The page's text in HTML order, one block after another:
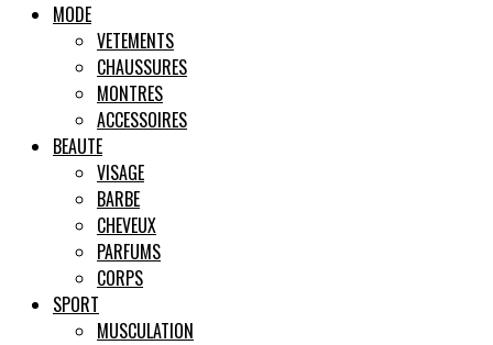
Pas si
Male
MODE
VETEMENTS
CHAUSSURES
MONTRES
ACCESSOIRES
BEAUTE
VISAGE
BARBE
CHEVEUX
PARFUMS
CORPS
SPORT
MUSCULATION